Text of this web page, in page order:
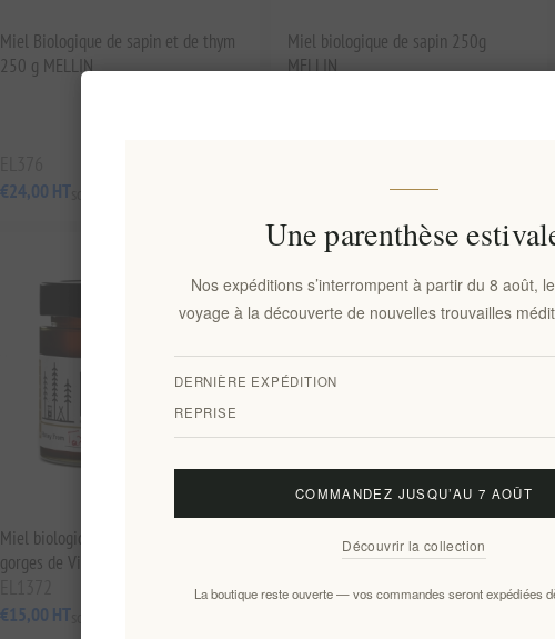
Miel Biologique de sapin et de thym
250 g MELLIN
€24,00 HTsoit €96,00 le 1 kg(s)
Miel biologique de sapin 250g
MELLIN
soit €58,40 le 1 kg(s)
Miel biologique de chardon bleu des
gorges de Vikos - Nomad 250gr
€15,00 HTsoit €60,00 le 1 kg(s)
Miel de Chêne Bio du Parc National
de Vikos - Nomad 250gr
EL1373
Une parenthèse
Nos expéditions s’interrompent à partir du 8 août,
voyage à la découverte de nouvelles trouvailles
DERNIÈRE EXPÉDITION
REPRISE
COMMANDEZ JUSQU’AU 7 AOÛT
Découvrir la collection
La boutique reste ouverte — vos commandes seront expédiées